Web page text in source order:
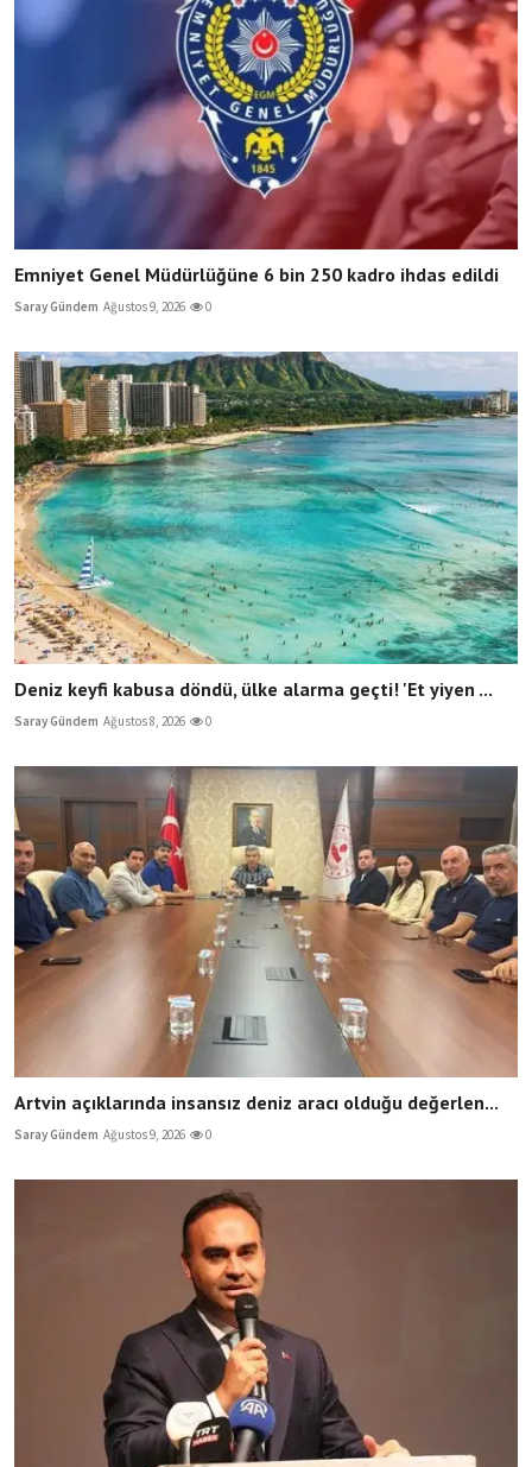
Emniyet Genel Müdürlüğüne 6 bin 250 kadro ihdas edildi
Saray Gündem Ağustos 9, 2026 0
Deniz keyfi kabusa döndü, ülke alarma geçti! 'Et yiyen ...
Saray Gündem Ağustos 8, 2026 0
Artvin açıklarında insansız deniz aracı olduğu değerlen...
Saray Gündem Ağustos 9, 2026 0